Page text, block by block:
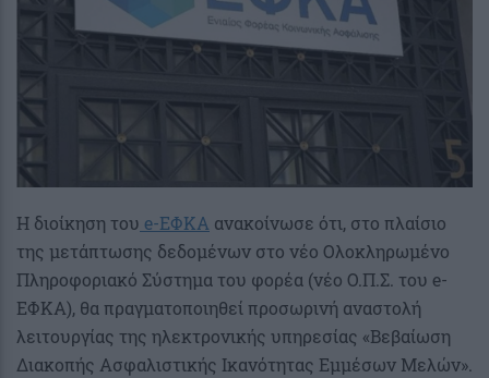
Η διοίκηση του e-ΕΦΚΑ ανακοίνωσε ότι, στο πλαίσιο
της μετάπτωσης δεδομένων στο νέο Ολοκληρωμένο
Πληροφοριακό Σύστημα του φορέα (νέο Ο.Π.Σ. του e-
ΕΦΚΑ), θα πραγματοποιηθεί προσωρινή αναστολή
λειτουργίας της ηλεκτρονικής υπηρεσίας «Βεβαίωση
Διακοπής Ασφαλιστικής Ικανότητας Εμμέσων Μελών».